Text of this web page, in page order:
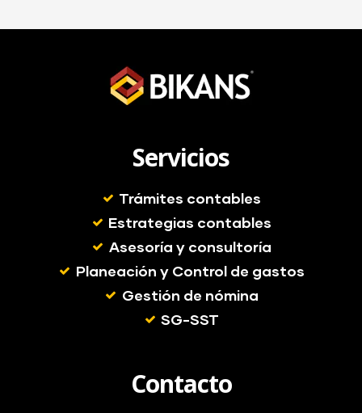
Servicios
Trámites contables
Estrategias contables
Asesoría y consultoría
Planeación y Control de gastos
Gestión de nómina
SG-SST
Contacto